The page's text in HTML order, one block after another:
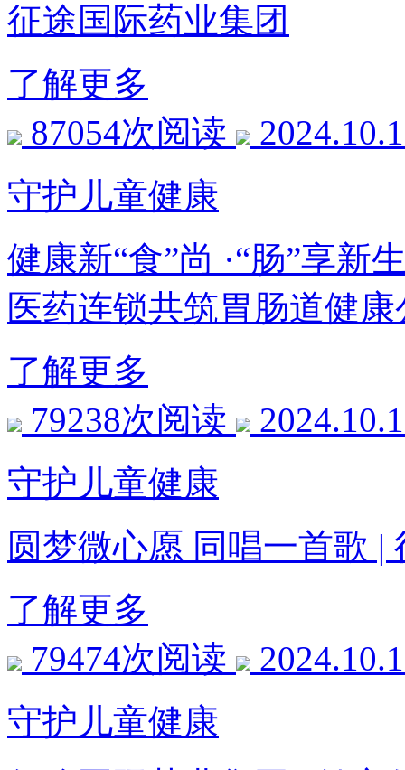
征途国际药业集团
了解更多
87054次阅读
守护儿童健康
健康新“食”尚 ·“肠”享
医药连锁共筑胃肠道健
了解更多
79238次阅读
守护儿童健康
圆梦微心愿 同唱一首歌
了解更多
79474次阅读
守护儿童健康